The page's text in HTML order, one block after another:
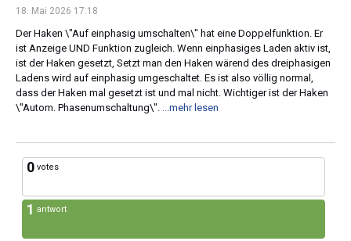
18. Mai 2026 17:18
Der Haken \"Auf einphasig umschalten\" hat eine Doppelfunktion. Er
ist Anzeige UND Funktion zugleich. Wenn einphasiges Laden aktiv ist,
ist der Haken gesetzt, Setzt man den Haken wärend des dreiphasigen
Ladens wird auf einphasig umgeschaltet. Es ist also völlig normal,
dass der Haken mal gesetzt ist und mal nicht. Wichtiger ist der Haken
\"Autom. Phasenumschaltung\". ...mehr lesen
0 votes
1 antwort